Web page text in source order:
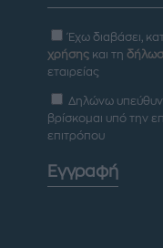
Έχω διαβάσει,
χρήσης και τη
εταιρείας
Δηλώνω
βρίσκομαι υπό την
επιτρόπου
Εγγραφή